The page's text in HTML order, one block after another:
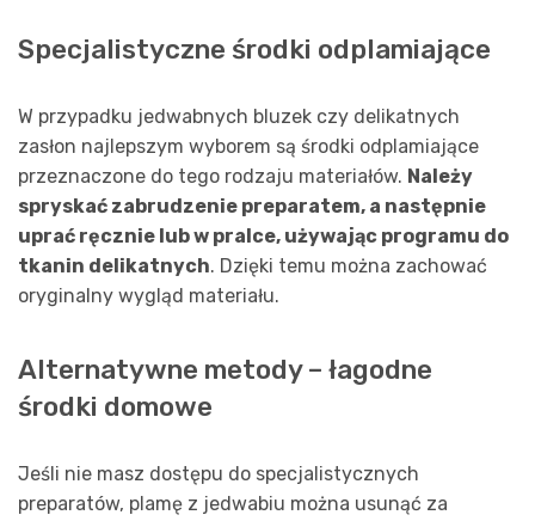
Specjalistyczne środki odplamiające
W przypadku jedwabnych bluzek czy delikatnych
zasłon najlepszym wyborem są środki odplamiające
przeznaczone do tego rodzaju materiałów. Należy
spryskać zabrudzenie preparatem, a następnie
uprać ręcznie lub w pralce, używając programu do
tkanin delikatnych. Dzięki temu można zachować
oryginalny wygląd materiału.
Alternatywne metody – łagodne
środki domowe
Jeśli nie masz dostępu do specjalistycznych
preparatów, plamę z jedwabiu można usunąć za